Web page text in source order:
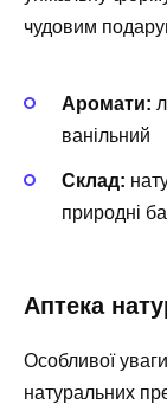
чудовим
Аромати:
ванільний
Склад:
природні
Аптека
Особливої
натуральних